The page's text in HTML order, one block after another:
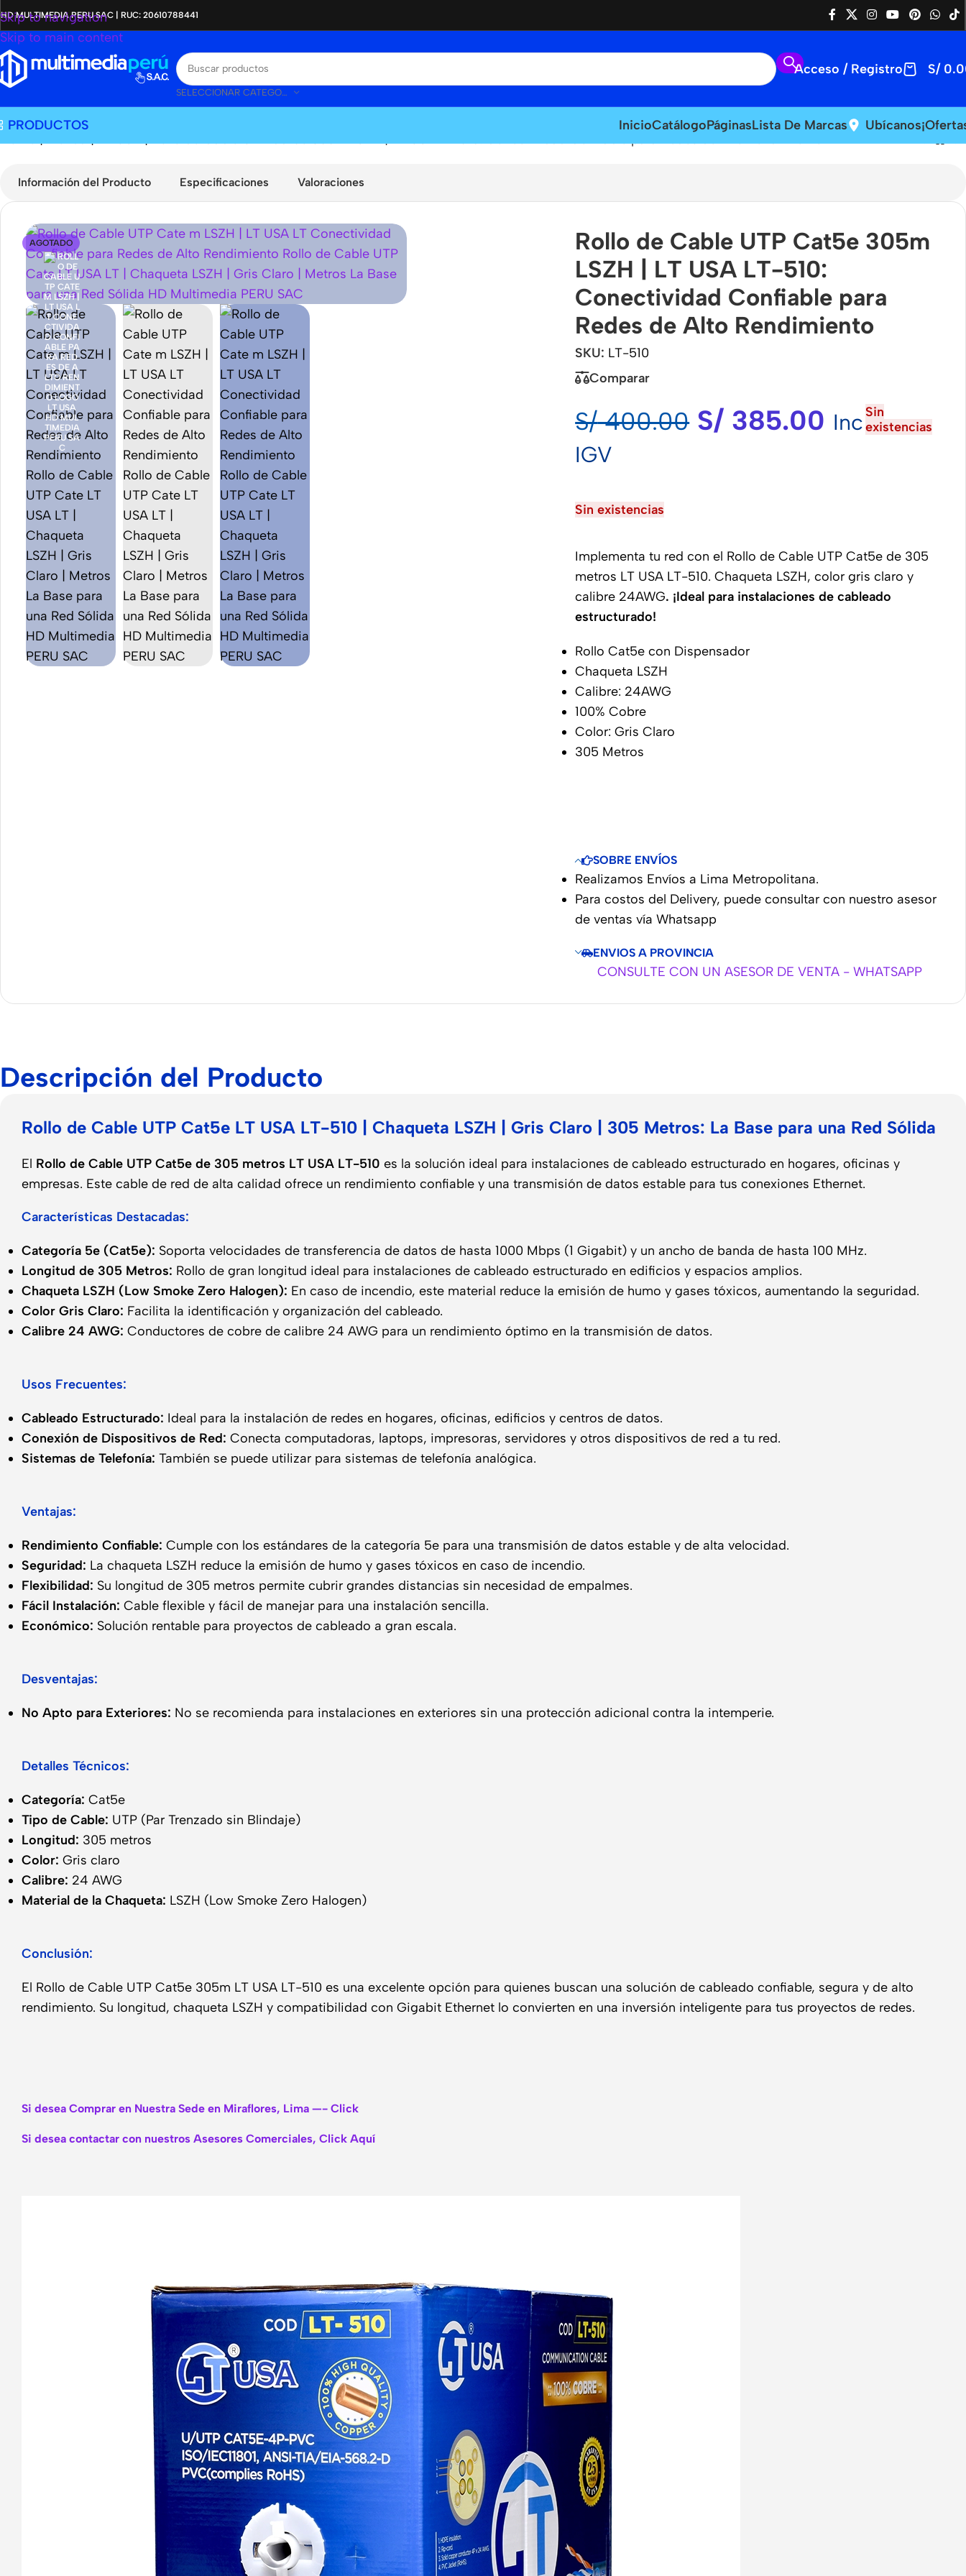
Skip to navigation
Skip to main content
HD MULTIMEDIA PERU SAC | RUC: 20610788441
SELECCIONAR CATEGORÍA
Acceso / Registro S/
PRODUCTOS InicioCatálogoPáginasLista De Marcas Ubícanos
Home | Tienda | LT USA |Rollo de Cable UTP Cat5e 305m LSZH | LT USA LT-510: Conectividad Confiable para Redes de Alto Rendimiento
Información del Producto Especificaciones Valoraciones
AGOTADO
Rollo de Cable UTP Cat5e 305m
LSZH | LT USA LT-510:
Conectividad Confiable para
Redes de Alto Rendimiento
SKU: LT-510
Comparar
S/400.00 S/ 385.00 Inc
IGV
Sin
existencias
Sin existencias
Implementa tu red con el Rollo de Cable UTP Cat5e de 305
metros LT USA LT-510. Chaqueta LSZH, color gris claro y
calibre 24AWG. ¡Ideal para instalaciones de cableado
estructurado!
Rollo Cat5e con Dispensador
Chaqueta LSZH
Calibre: 24AWG
100% Cobre
Color: Gris Claro
305 Metros
SOBRE ENVÍOS
Realizamos Envíos a Lima Metropolitana.
Para costos del Delivery, puede consultar con nuestro asesor
de ventas vía Whatsapp
ENVIOS A PROVINCIA
CONSULTE CON UN ASESOR DE VENTA - WHATSAPP
Descripción del Producto
Rollo de Cable UTP Cat5e LT USA LT-510 | Chaqueta LSZH | Gris Claro | 305 Metros: La Base para una Red Sólida
El Rollo de Cable UTP Cat5e de 305 metros LT USA LT-510 es la solución ideal para instalaciones de cableado estructurado en hogares, oficinas y
empresas. Este cable de red de alta calidad ofrece un rendimiento confiable y una transmisión de datos estable para tus conexiones Ethernet.
Características Destacadas:
Categoría 5e (Cat5e): Soporta velocidades de transferencia de datos de hasta 1000 Mbps (1 Gigabit) y un ancho de banda de hasta 100 MHz.
Longitud de 305 Metros: Rollo de gran longitud ideal para instalaciones de cableado estructurado en edificios y espacios amplios.
Chaqueta LSZH (Low Smoke Zero Halogen): En caso de incendio, este material reduce la emisión de humo y gases tóxicos, aumentando la seguridad.
Color Gris Claro: Facilita la identificación y organización del cableado.
Calibre 24 AWG: Conductores de cobre de calibre 24 AWG para un rendimiento óptimo en la transmisión de datos.
Usos Frecuentes:
Cableado Estructurado: Ideal para la instalación de redes en hogares, oficinas, edificios y centros de datos.
Conexión de Dispositivos de Red: Conecta computadoras, laptops, impresoras, servidores y otros dispositivos de red a tu red.
Sistemas de Telefonía: También se puede utilizar para sistemas de telefonía analógica.
Ventajas:
Rendimiento Confiable: Cumple con los estándares de la categoría 5e para una transmisión de datos estable y de alta velocidad.
Seguridad: La chaqueta LSZH reduce la emisión de humo y gases tóxicos en caso de incendio.
Flexibilidad: Su longitud de 305 metros permite cubrir grandes distancias sin necesidad de empalmes.
Fácil Instalación: Cable flexible y fácil de manejar para una instalación sencilla.
Económico: Solución rentable para proyectos de cableado a gran escala.
Desventajas:
No Apto para Exteriores: No se recomienda para instalaciones en exteriores sin una protección adicional contra la intemperie.
Detalles Técnicos:
Categoría: Cat5e
Tipo de Cable: UTP (Par Trenzado sin Blindaje)
Longitud: 305 metros
Color: Gris claro
Calibre: 24 AWG
Material de la Chaqueta: LSZH (Low Smoke Zero Halogen)
Conclusión:
El Rollo de Cable UTP Cat5e 305m LT USA LT-510 es una excelente opción para quienes buscan una solución de cableado confiable, segura y de alto
rendimiento. Su longitud, chaqueta LSZH y compatibilidad con Gigabit Ethernet lo convierten en una inversión inteligente para tus proyectos de redes.
Si desea Comprar en Nuestra Sede en Miraflores, Lima —- Click
Si desea contactar con nuestros Asesores Comerciales, Click Aquí